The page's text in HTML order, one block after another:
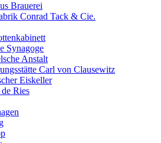
Brauerei
Conrad Tack & Cie.
Synagoge
Anstalt
Carl von Clausewitz
Eiskeller
Ries